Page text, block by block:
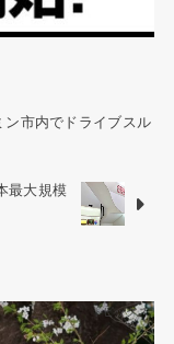
市内でドライブスル
最大規模
トピックス